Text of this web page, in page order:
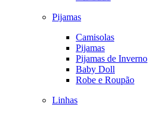
Pijamas
Camisolas
Pijamas
Pijamas de Inverno
Baby Doll
Robe e Roupão
Linhas